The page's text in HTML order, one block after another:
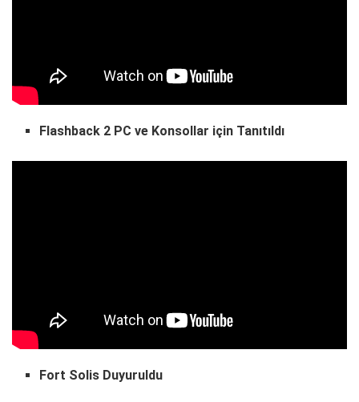
Flashback 2 PC ve Konsollar için Tanıtıldı
Fort Solis Duyuruldu